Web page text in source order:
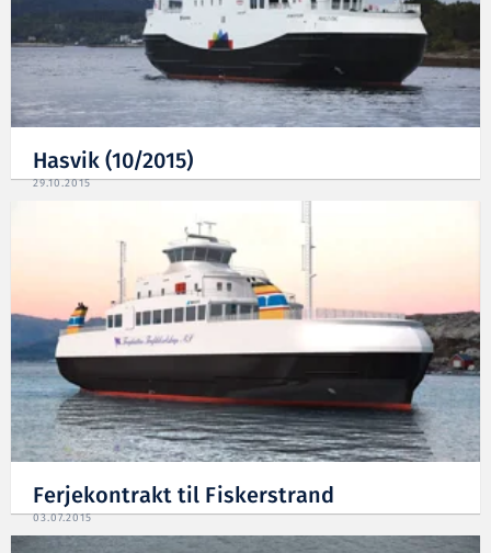
Hasvik (10/2015)
29.10.2015
Ferjekontrakt til Fiskerstrand
03.07.2015